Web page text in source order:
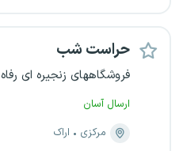
حراست شب
فروشگاههای زنجیره ای رفاه
ارسال آسان
مرکزی
اراک